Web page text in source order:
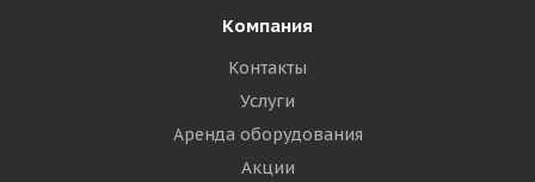
Компания
Контакты
Услуги
Аренда оборудования
Акции